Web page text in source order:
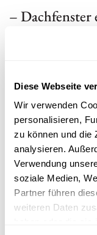
Diese Webseite
Wir verwenden
personalisieren,
zu können und die
analysieren.
Verwendung
soziale Medien,
Partner führen
weiteren Daten
– Dachfenster
Wärmedämmung und
Wärmebrücken und
Schritte sind beim
insbesondere wenn
zwei Sparren sind und
Anschlussfugen sind
Materialien ein
kann zur Rissbildung
Wärmeschutz tragen
bei.